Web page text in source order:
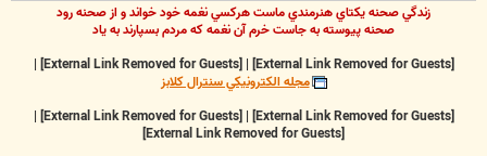
زندگي صحنه يکتاي هنرمندي ماست هرکسي نغمه خود خواند و از صحنه رود
صحنه پيوسته به جاست خرم آن نغمه که مردم بسپارند به ياد
|
|
مجله الکترونيکي سنترال کلابز
|
|